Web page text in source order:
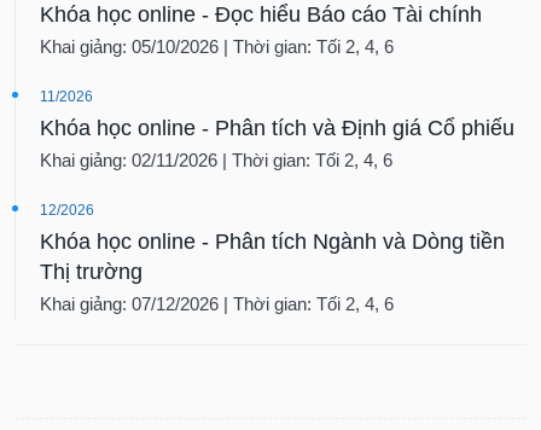
Khóa học online - Đọc hiểu Báo cáo Tài chính
Khai giảng: 05/10/2026 | Thời gian: Tối 2, 4, 6
11/2026
Khóa học online - Phân tích và Định giá Cổ phiếu
Khai giảng: 02/11/2026 | Thời gian: Tối 2, 4, 6
12/2026
Khóa học online - Phân tích Ngành và Dòng tiền
Thị trường
Khai giảng: 07/12/2026 | Thời gian: Tối 2, 4, 6